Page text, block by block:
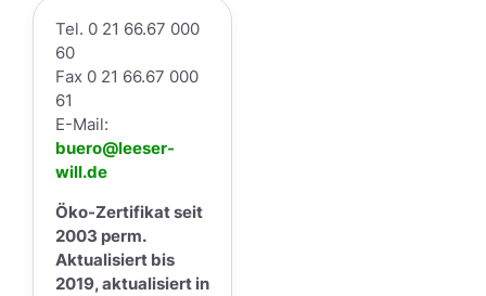
Tel. 0 21 66.67 000
60
Fax 0 21 66.67 000
61
E-Mail:
buero@leeser-
will.de
Öko-Zertifikat seit
2003 perm.
Aktualisiert bis
2019, aktualisiert in